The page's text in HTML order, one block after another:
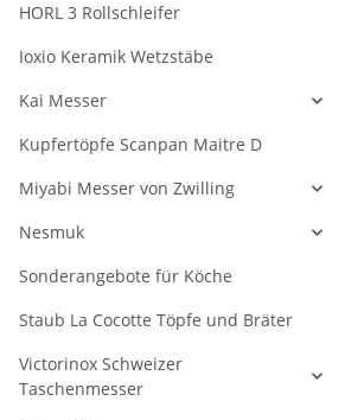
HORL 3 Rollschleifer
Ioxio Keramik Wetzstäbe
Kai Messer
Kupfertöpfe Scanpan Maitre D
Miyabi Messer von Zwilling
Nesmuk
Sonderangebote für Köche
Staub La Cocotte Töpfe und Bräter
Victorinox Schweizer
Taschenmesser